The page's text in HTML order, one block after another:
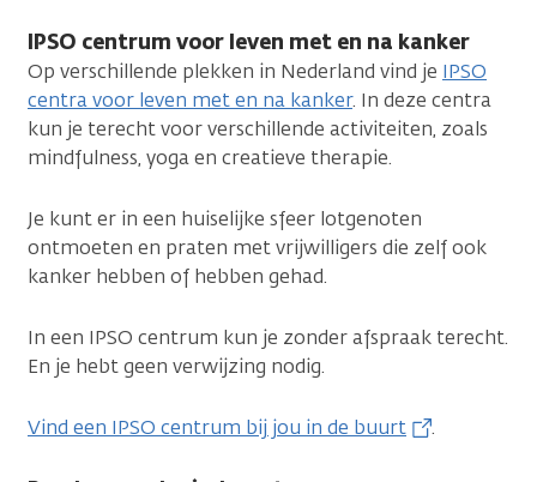
IPSO centrum voor leven met en na kanker
Op verschillende plekken in Nederland vind je IPSO
centra voor leven met en na kanker. In deze centra
kun je terecht voor verschillende activiteiten, zoals
mindfulness, yoga en creatieve therapie.
Je kunt er in een huiselijke sfeer lotgenoten
ontmoeten en praten met vrijwilligers die zelf ook
kanker hebben of hebben gehad.
In een IPSO centrum kun je zonder afspraak terecht.
En je hebt geen verwijzing nodig.
Vind een IPSO centrum bij jou in de buurt .